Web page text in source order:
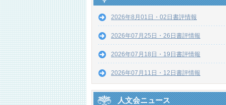
2026年8月01日・02日書評情報
2026年07月25日・26日書評情報
2026年07月18日・19日書評情報
2026年07月11日・12日書評情報
人文会ニュース